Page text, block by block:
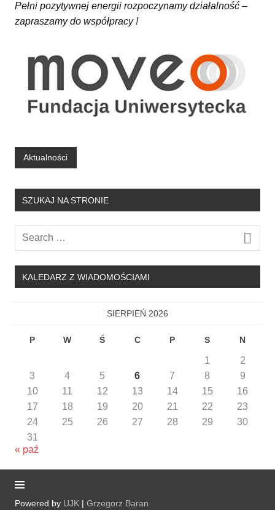
Pełni pozytywnej energii rozpoczynamy działalność –
zapraszamy do współpracy !
Aktualności
SZUKAJ NA STRONIE
KALEDARZ Z WIADOMOŚCIAMI
SIERPIEŃ 2026
P W Ś C P S N
1
2
3
4 5 6 7 8
9
10
11 12 13 14 15
16
17
18 19 20 21 22
23
24
25 26 27 28 29
30
31
« paź
Powered by UJK | Grzegorz Baran